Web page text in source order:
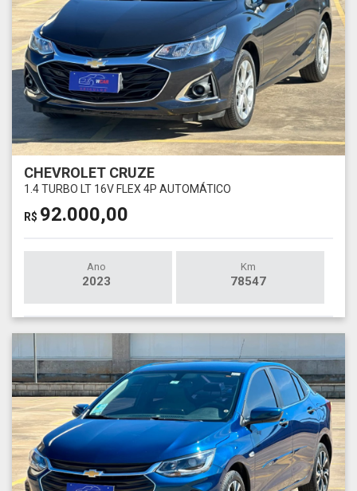
CHEVROLET CRUZE
1.4 TURBO LT 16V FLEX 4P AUTOMÁTICO
R$ 92.000,00
Ano
2023
Km
78547